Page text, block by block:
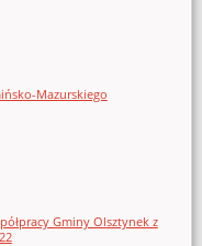
Mazurskiego
Gminy Olsztynek z